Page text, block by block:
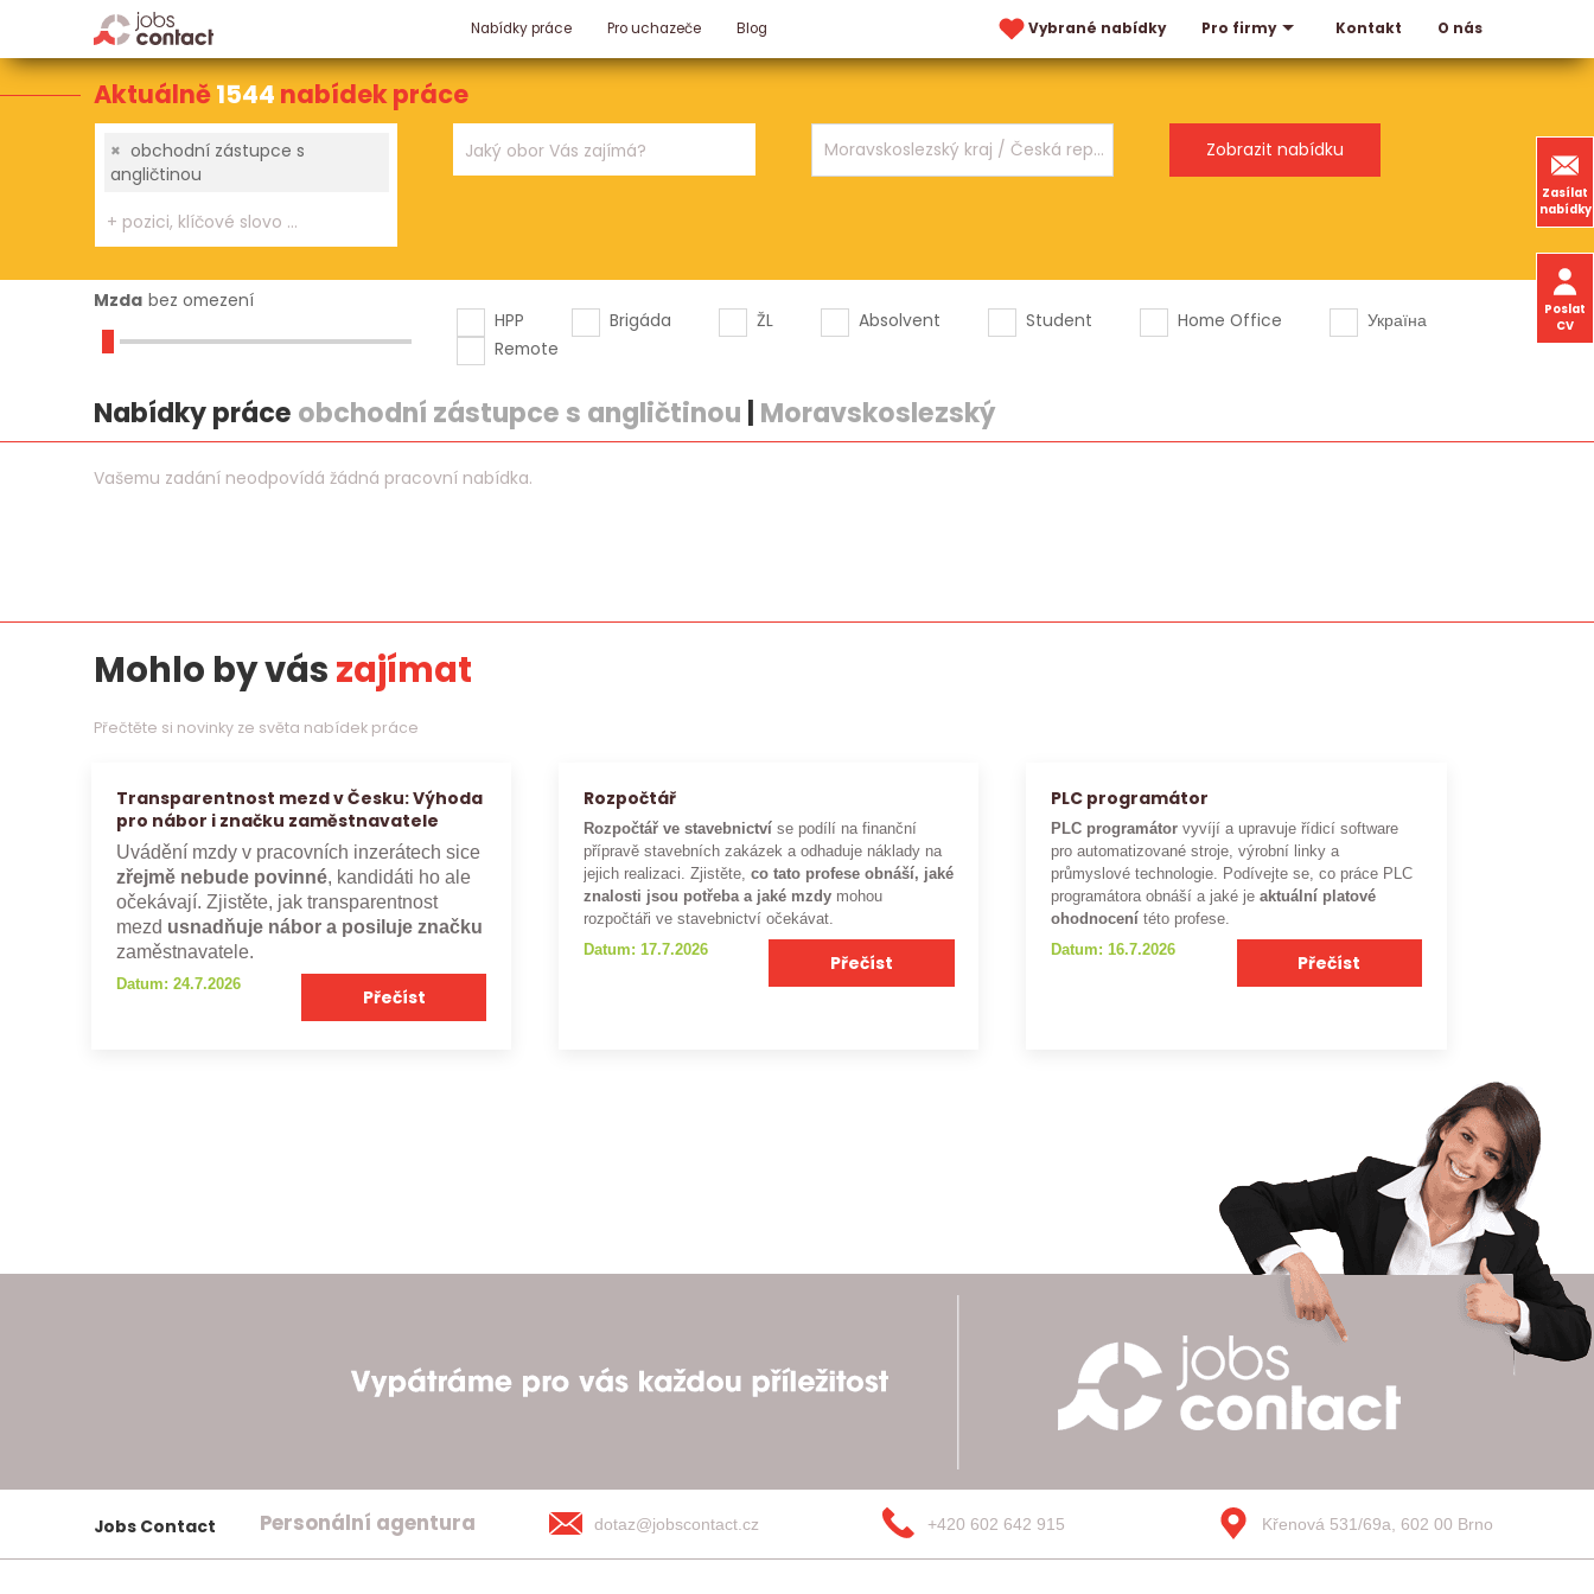
Nabídky práce Pro uchazeče Blog Vybrané nabídky Pro firmy Kontakt O nás
Zasílat
nabídky
Poslat
CV
Aktuálně1544 nabídek práce
× obchodní zástupce s
angličtinou
Mzda bez omezení
HPP
Brigáda ŽL Absolvent Student Home Office
Україна
Remote
Nabídky práce obchodní zástupce s angličtinou Moravskoslezský
Vašemu zadání neodpovídá žádná pracovní nabídka.
Mohlo by vászajímat
Přečtěte si novinky ze světa nabídek práce
Transparentnost mezd v Česku: Výhoda
pro nábor i značku zaměstnavatele
Uvádění mzdy v pracovních inzerátech sice
zřejmě nebude povinné, kandidáti ho ale
očekávají. Zjistěte, jak transparentnost
mezd usnadňuje nábor a posiluje značku
zaměstnavatele.
Datum: 24.7.2026
Přečíst
Rozpočtář
Rozpočtář ve stavebnictví se podílí na finanční
přípravě stavebních zakázek a odhaduje náklady na
jejich realizaci. Zjistěte,co tato profese obnáší, jaké
znalosti jsou potřeba a jaké mzdy mohou
rozpočtáři ve stavebnictví očekávat.
Datum: 17.7.2026
Přečíst
PLC programátor
PLC programátor vyvíjí a upravuje řídicí software
pro automatizované stroje, výrobní linky a
průmyslové technologie. Podívejte se, co práce PLC
programátora obnáší a jaké je aktuální platové
ohodnocení této profese.
Datum: 16.7.2026
Přečíst
Jobs Contact Personální agentura dotaz@jobscontact.cz +420 602 642 915 Křenová 531/69a, 602 00 Brno